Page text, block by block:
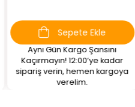
Sepete Ekle
Aynı Gün Kargo Şansını
Kaçırmayın! 12:00’ye kadar
sipariş verin, hemen kargoya
verelim.